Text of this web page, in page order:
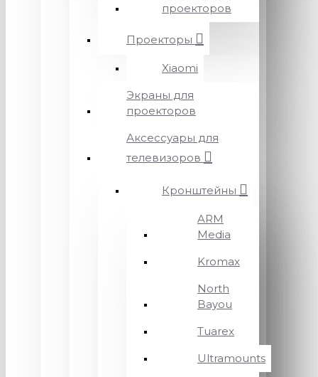
проекторов
Проекторы
Xiaomi
Экраны для
проекторов
Аксессуары для
телевизоров
Кронштейны
ARM
Media
Kromax
North
Bayou
Tuarex
Ultramounts